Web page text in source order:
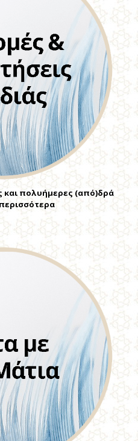
και πολυήμερες (από)δρά